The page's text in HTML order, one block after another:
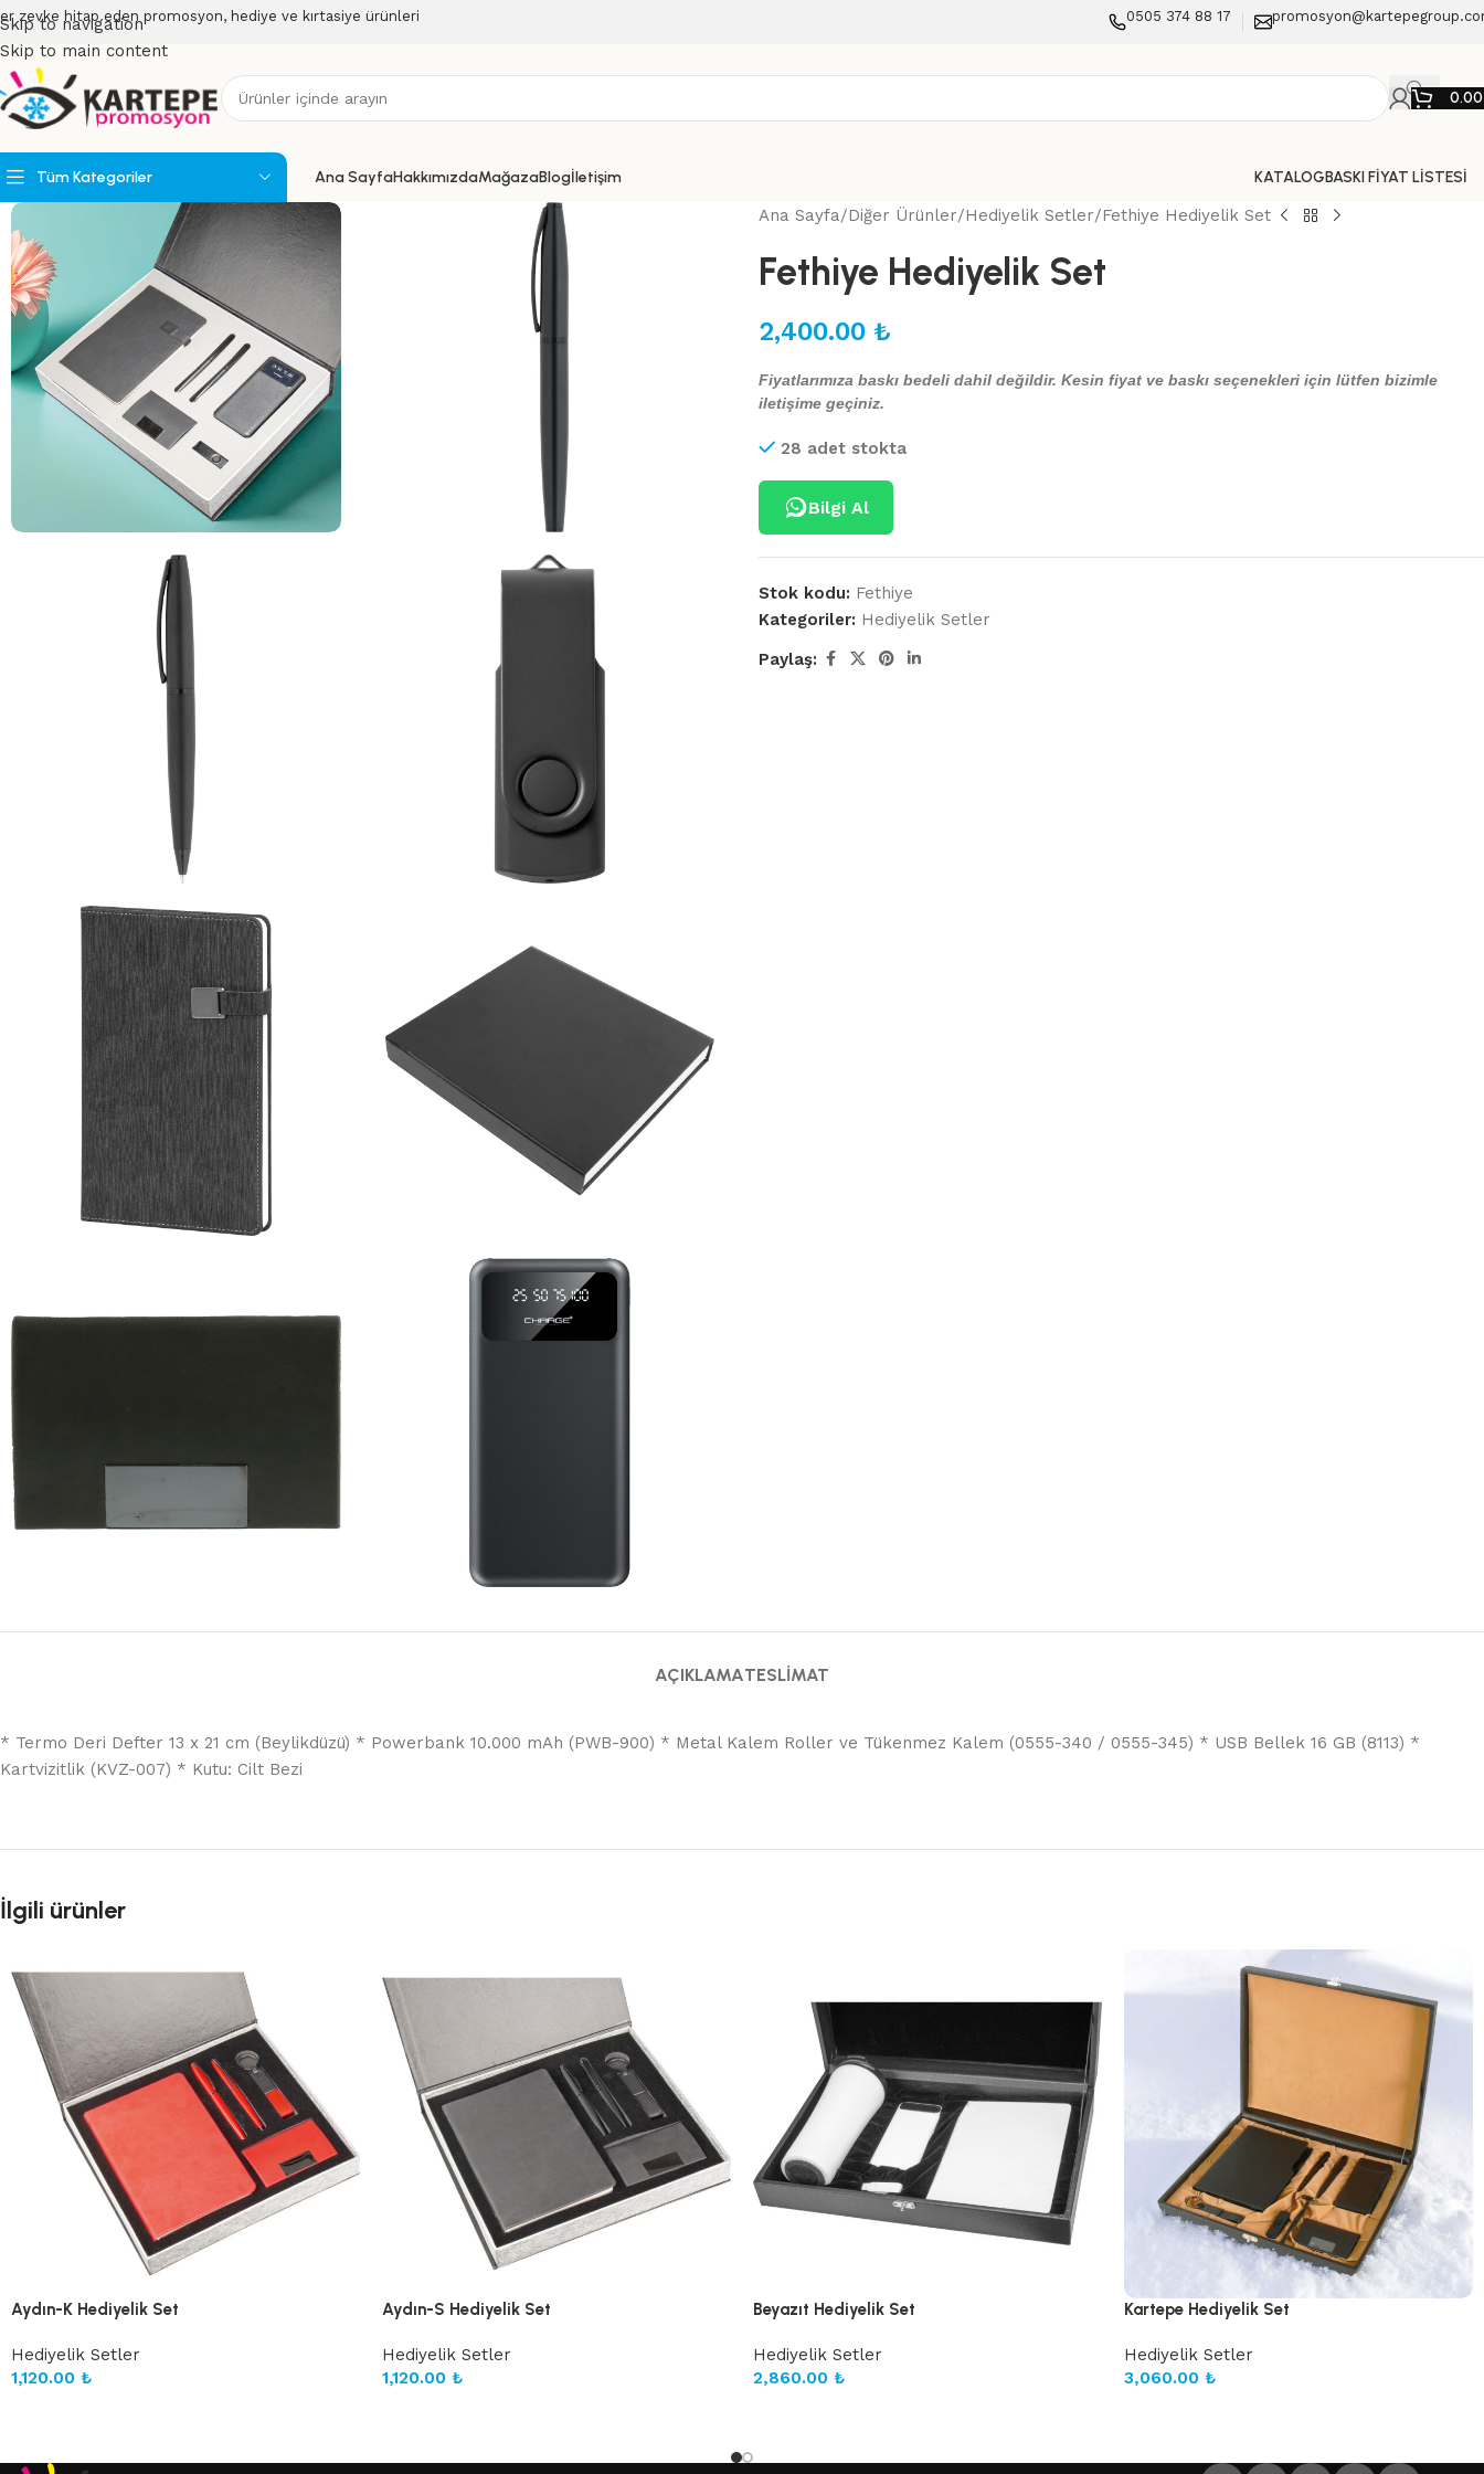
Skip to navigation
Skip to main content
zevke hitap eden promosyon, hediye ve kırtasiye ürünleri 0505 374 88 17
Tüm Kategoriler
Powerbank
Powerbank Organizerler
USB Bellekler
Speakerlar
Teknoloji Ürünleri
Wireless Ürünler
Ana SayfaHakkımızdaMağazaBlogİletişim KATALOGBASKI FİYAT LİSTESİ
Ana Sayfa Diğer Ürünler Hediyelik Setler Fethiye Hediyelik Set
Fethiye Hediyelik Set
2,400.00 ₺
Fiyatlarımıza baskı bedeli dahil değildir. Kesin fiyat ve baskı seçenekleri için lütfen bizimle
iletişime geçiniz.
28 adet stokta
Bilgi Al
Stok kodu: Fethiye
Kategoriler: Hediyelik Setler
Paylaş:
AÇIKLAMATESLIMAT
* Termo Deri Defter 13 x 21 cm (Beylikdüzü) * Powerbank 10.000 mAh (PWB-900) * Metal Kalem Roller ve Tükenmez Kalem (0555-340 / 0555-345) * USB Bellek 16 GB (8113) *
Kartvizitlik (KVZ-007) * Kutu: Cilt Bezi
İlgili ürünler
Aydın-K Hediyelik Set
Hediyelik Setler
1,120.00 ₺
Aydın-S Hediyelik Set
Hediyelik Setler
1,120.00 ₺
Beyazıt Hediyelik Set
Hediyelik Setler
2,860.00 ₺
Kartepe Hediyelik Set
Hediyelik Setler
3,060.00 ₺